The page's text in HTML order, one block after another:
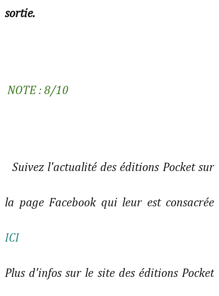
sortie.
NOTE : 8/10
Suivez l'actualité des éditions Pocket sur
la page Facebook qui leur est consacrée
ICI
Plus d'infos sur le site des éditions Pocket